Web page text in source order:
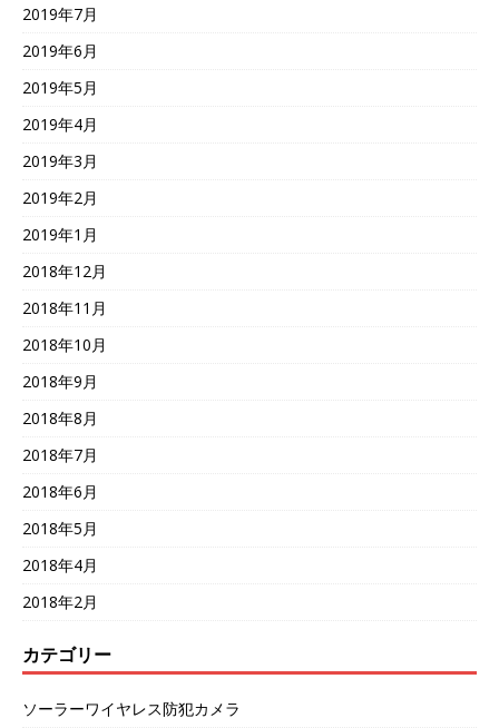
2019年7月
2019年6月
2019年5月
2019年4月
2019年3月
2019年2月
2019年1月
2018年12月
2018年11月
2018年10月
2018年9月
2018年8月
2018年7月
2018年6月
2018年5月
2018年4月
2018年2月
カテゴリー
ソーラーワイヤレス防犯カメラ